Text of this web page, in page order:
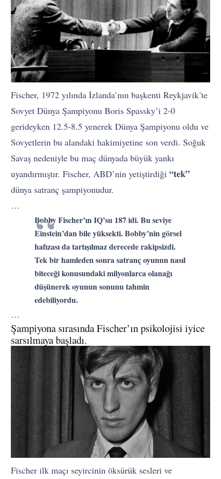
Fischer, 1972 yılında İzlanda’nın başkenti Reykjavik’te
Sovyet Dünya Şampiyonu Boris Spassky’i 2-0
gerideyken 12.5-8.5 yenerek Dünya Şampiyonu oldu ve
Sovyetlerin bu alandaki hakimiyetine son verdi. Soğuk
Savaş nedeniyle bu maç dünyada büyük yankı
uyandırmıştır. Fischer, ABD’nin yetiştirdiği“tek”
dünya satranç şampiyonudur.
…
Bobby Fischer’ın IQ’su 187 idi. Bu seviye
Einstein’dan bile yüksekti. Bobby’nin görsel
hafızası da tartışılmaz derecede rakipsizdi.
Tek bir hamleden sonra satranç oyunun nasıl
biteceği konusundaki milyonlarca olanağı
düşünerek oyunun sonunu tahmin
edebiliyordu.
…
Şampiyona sırasında Fischer’ın psikolojisi iyice
sarsılmaya başladı.
Fischer ilk maçı seyircinin öksürük sesleri ve